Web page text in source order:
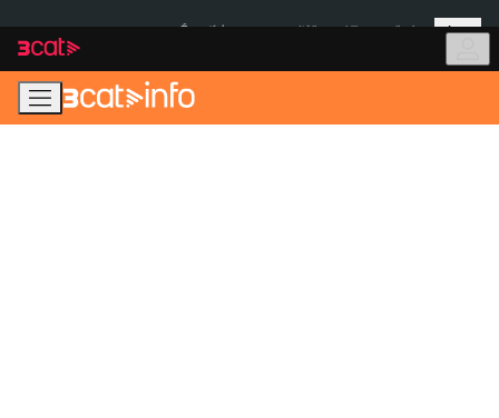
navegació
principal
contingut
Més